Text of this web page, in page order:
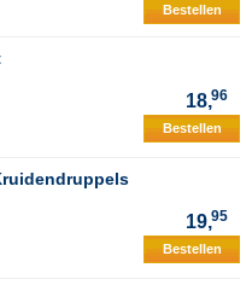
Bestellen
18,96
Bestellen
19,95
Bestellen